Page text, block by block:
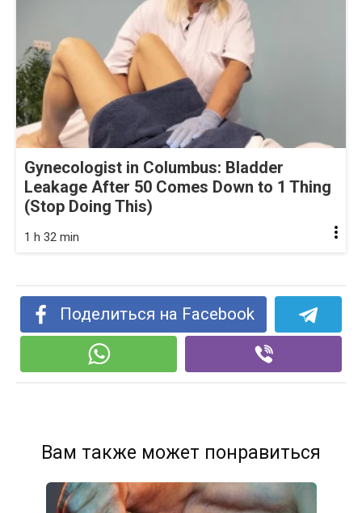
Gynecologist in Columbus: Bladder
Leakage After 50 Comes Down to 1 Thing
(Stop Doing This)
1 h 32 min
Поделиться на Facebook
Вам также может понравиться